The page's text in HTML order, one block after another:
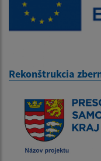
Rekonštrukcia